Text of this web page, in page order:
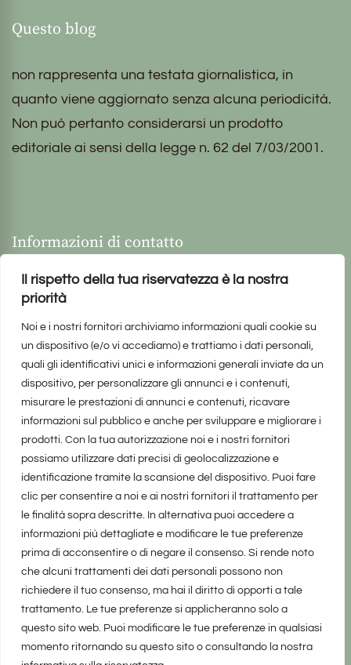
Il rispetto della tua riservatezza è la nostra
priorità
Noi e i nostri fornitori archiviamo informazioni quali cookie su
un dispositivo (e/o vi accediamo) e trattiamo i dati personali,
quali gli identificativi unici e informazioni generali inviate da un
dispositivo, per personalizzare gli annunci e i contenuti,
misurare le prestazioni di annunci e contenuti, ricavare
informazioni sul pubblico e anche per sviluppare e migliorare i
prodotti. Con la tua autorizzazione noi e i nostri fornitori
possiamo utilizzare dati precisi di geolocalizzazione e
identificazione tramite la scansione del dispositivo. Puoi fare
clic per consentire a noi e ai nostri fornitori il trattamento per
le finalità sopra descritte. In alternativa puoi accedere a
informazioni più dettagliate e modificare le tue preferenze
prima di acconsentire o di negare il consenso. Si rende noto
che alcuni trattamenti dei dati personali possono non
richiedere il tuo consenso, ma hai il diritto di opporti a tale
trattamento. Le tue preferenze si applicheranno solo a
questo sito web. Puoi modificare le tue preferenze in qualsiasi
momento ritornando su questo sito o consultando la nostra
Questo blog
non rappresenta una testata giornalistica, in
quanto viene aggiornato senza alcuna periodicità.
Non può pertanto considerarsi un prodotto
editoriale ai sensi della legge n. 62 del 7/03/2001.
Informazioni di contatto